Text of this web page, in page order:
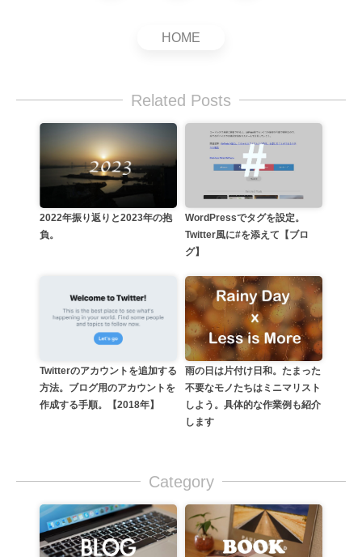
HOME
Related Posts
2022年振り返りと2023年の抱
負。
WordPressでタグを設定。
Twitter風に#を添えて【ブロ
グ】
Twitterのアカウントを追加する
方法。ブログ用のアカウントを
作成する手順。【2018年】
雨の日は片付け日和。たまった
不要なモノたちはミニマリスト
しよう。具体的な作業例も紹介
します
Category